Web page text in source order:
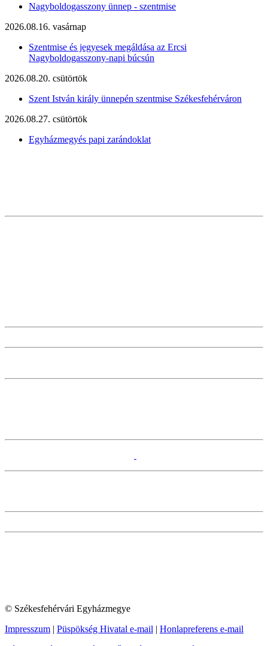
Nagyboldogasszony ünnep - szentmise
2026.08.16. vasárnap
Szentmise és jegyesek megáldása az Ercsi
Nagyboldogasszony-napi búcsún
2026.08.20. csütörtök
Szent István király ünnepén szentmise Székesfehérváron
2026.08.27. csütörtök
Egyházmegyés papi zarándoklat
© Székesfehérvári Egyházmegye
Impresszum | Püspökség Hivatal e-mail | Honlapreferens e-mail